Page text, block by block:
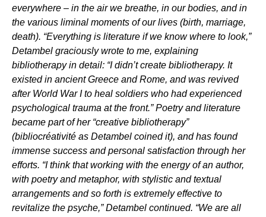
everywhere – in the air we breathe, in our bodies, and in
the various liminal moments of our lives (birth, marriage,
death). “Everything is literature if we know where to look,”
Detambel graciously wrote to me, explaining
bibliotherapy in detail: “I didn’t create bibliotherapy. It
existed in ancient Greece and Rome, and was revived
after World War I to heal soldiers who had experienced
psychological trauma at the front.” Poetry and literature
became part of her “creative bibliotherapy”
(bibliocréativité as Detambel coined it), and has found
immense success and personal satisfaction through her
efforts. “I think that working with the energy of an author,
with poetry and metaphor, with stylistic and textual
arrangements and so forth is extremely effective to
revitalize the psyche,” Detambel continued. “We are all